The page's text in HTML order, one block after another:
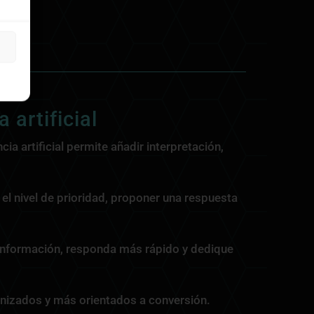
artificial
artificial permite añadir interpretación,
nivel de prioridad, proponer una respuesta
responda más rápido y dedique
y más orientados a conversión.